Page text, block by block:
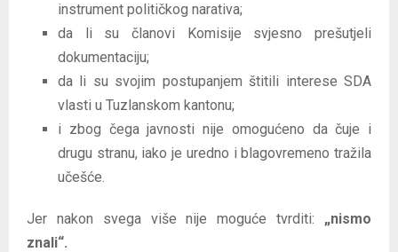
instrument političkog narativa;
da li su članovi Komisije svjesno prešutjeli
dokumentaciju;
da li su svojim postupanjem štitili interese SDA
vlasti u Tuzlanskom kantonu;
i zbog čega javnosti nije omogućeno da čuje i
drugu stranu, iako je uredno i blagovremeno tražila
učešće.
Jer nakon svega više nije moguće tvrditi: „nismo
znali“.